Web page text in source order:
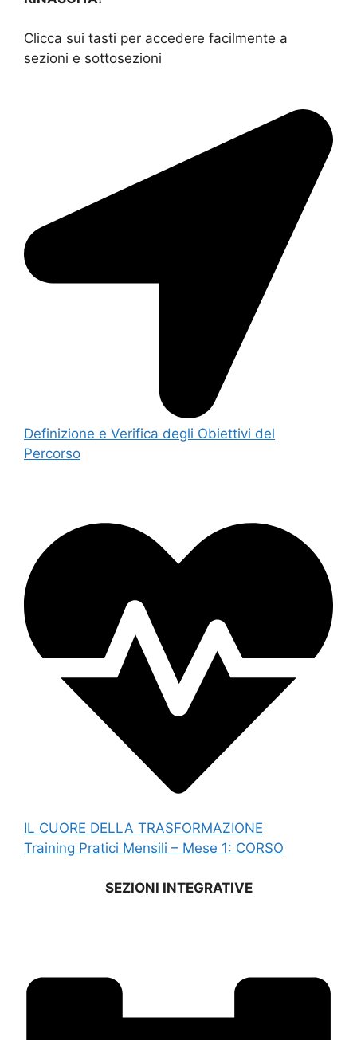
Clicca sui tasti per accedere facilmente a
sezioni e sottosezioni
Definizione e Verifica degli Obiettivi del
Percorso
IL CUORE DELLA TRASFORMAZIONE
Training Pratici Mensili – Mese 1: CORSO
SEZIONI INTEGRATIVE